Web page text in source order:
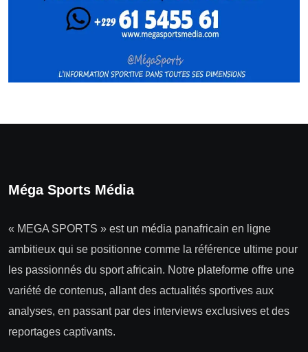
Méga Sports Média
« MEGA SPORTS » est un média panafricain en ligne
ambitieux qui se positionne comme la référence ultime pour
les passionnés du sport africain. Notre plateforme offre une
variété de contenus, allant des actualités sportives aux
analyses, en passant par des interviews exclusives et des
reportages captivants.